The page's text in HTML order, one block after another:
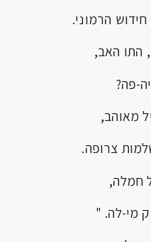
הרמוני.
התו האב,
פה?
מאוהב,
צרופה.
חמלה,
מי-לה. "